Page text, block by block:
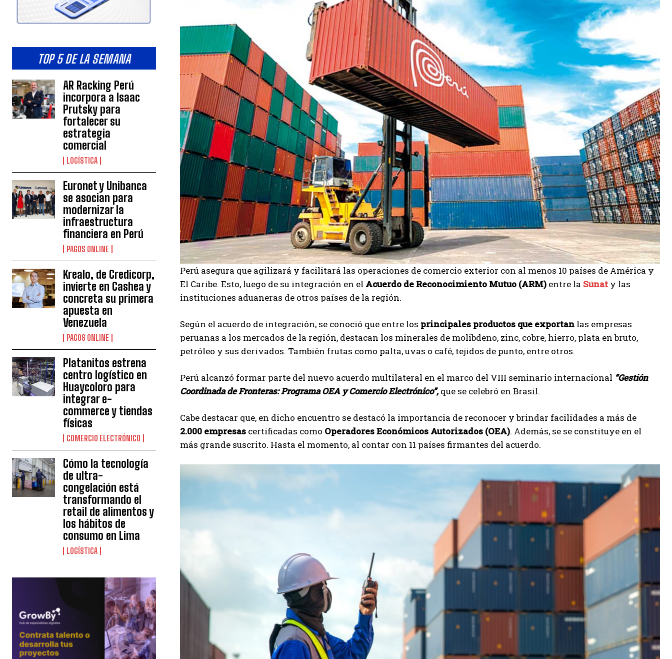
TOP 5 DE LA SEMANA
AR Racking Perú
incorpora a Isaac
Prutsky para
fortalecer su
estrategia
comercial
LOGÍSTICA
Euronet y Unibanca
se asocian para
modernizar la
infraestructura
financiera en Perú
PAGOS ONLINE
Krealo, de Credicorp,
invierte en Cashea y
concreta su primera
apuesta en
Venezuela
PAGOS ONLINE
Platanitos estrena
centro logístico en
Huaycoloro para
integrar e-
commerce y tiendas
físicas
COMERCIO ELECTRÓNICO
Cómo la tecnología
de ultra-
congelación está
transformando el
retail de alimentos y
los hábitos de
consumo en Lima
LOGÍSTICA
Perú asegura que agilizará y facilitará las operaciones de comercio exterior con al menos 10 países de América y
El Caribe. Esto, luego de su integración en el Acuerdo de Reconocimiento Mutuo (ARM) entre la Sunat y las
instituciones aduaneras de otros países de la región.
Según el acuerdo de integración, se conoció que entre los principales productos que exportan las empresas
peruanas a los mercados de la región, destacan los minerales de molibdeno, zinc, cobre, hierro, plata en bruto,
petróleo y sus derivados. También frutas como palta, uvas o café, tejidos de punto, entre otros.
Perú alcanzó formar parte del nuevo acuerdo multilateral en el marco del VIII seminario internacional “Gestión
Coordinada de Fronteras: Programa OEA y Comercio Electrónico”,que se celebró en Brasil.
Cabe destacar que, en dicho encuentro se destacó la importancia de reconocer y brindar facilidades a más de
2.000 empresas certificadas como Operadores Económicos Autorizados (OEA). Además, se se constituye en el
más grande suscrito. Hasta el momento, al contar con 11 países firmantes del acuerdo.